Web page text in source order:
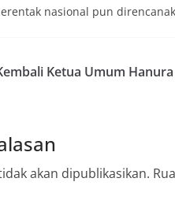
nasional pun
Ketua Umum Hanura
akan dipublikasikan.